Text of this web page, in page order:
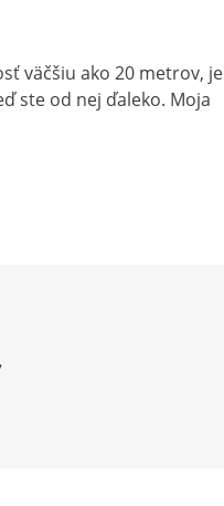
väčšiu ako 20 metrov, je
ste od nej ďaleko. Moja